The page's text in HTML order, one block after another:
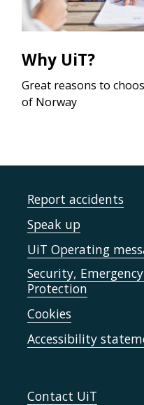
Why UiT?
Great reasons to
of Norway
Report accidents
Speak up
UiT Operating
Security,
Protection
Cookies
Accessibility
Contact UiT